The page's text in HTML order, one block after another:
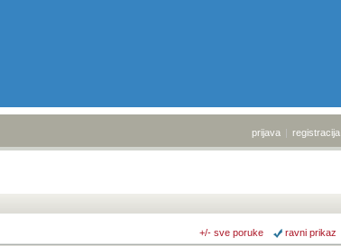
prijava | registracija
+/- sve poruke ravni prikaz